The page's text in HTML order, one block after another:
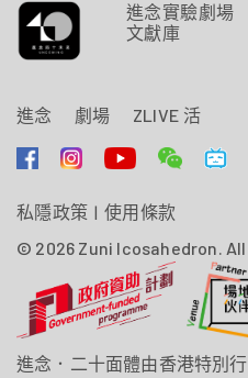
進念實驗劇場
文獻庫
進念 劇場 ZLIVE 活
私隱政策 | 使用條款
© 2026 Zuni Icosahedron.
進念．二十面體由香港特別